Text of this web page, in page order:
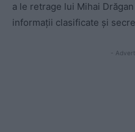
a le retrage lui Mihai
informații clasificate și
-